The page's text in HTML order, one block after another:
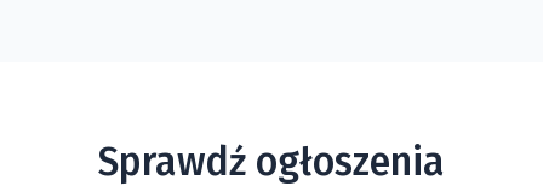
Sprawdź ogłoszenia